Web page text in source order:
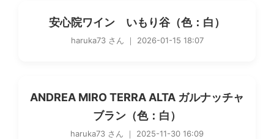
安心院ワイン いもり谷（色：白）
haruka73 さん ｜ 2026-01-15 18:07
ANDREA MIRO TERRA ALTA ガルナッチャ
ブラン（色：白）
haruka73 さん ｜ 2025-11-30 16:09